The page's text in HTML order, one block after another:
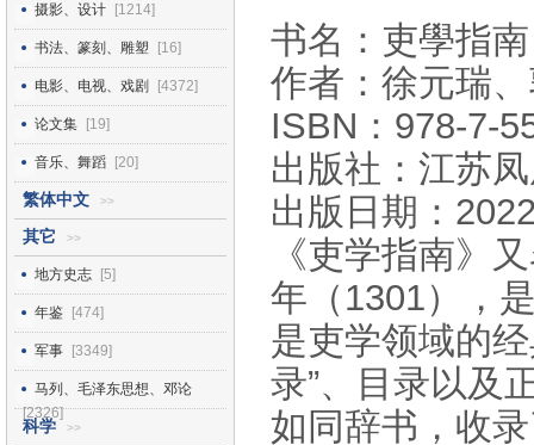
摄影、设计 [1214]
书法、篆刻、雕塑 [16]
电影、电视、戏剧 [4372]
论文集 [19]
音乐、舞蹈 [20]
繁体中文 >>
其它 >>
地方史志 [5]
年鉴 [474]
军事 [3349]
马列、毛泽东思想、邓论
[2326]
科学 >>
书名：吏學指南
作者：徐元瑞
ISBN：978-7-
出版社：江苏
出版日期：
《吏学指南》
年（1301），
是吏学领域的
录”、目录以及
如同辞书，收